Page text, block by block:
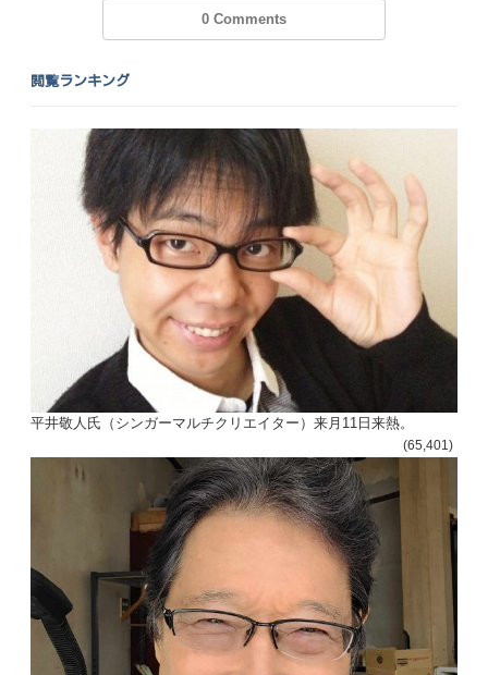
0 Comments
閲覧ランキング
平井敬人氏（シンガーマルチクリエイター）来月11日来熱。
(65,401)